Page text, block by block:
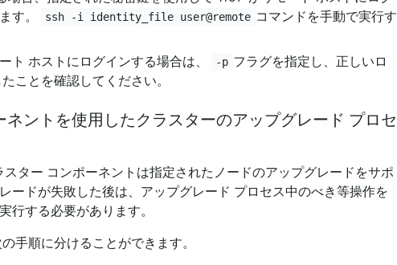
す。
ssh -i identity_file user@remote コマンドを手動で実行す
ト ホストにログインする場合は、
-p フラグを指定し、正しいロ
ことを確認してください。
ネントを使用したクラスターのアップグレード プロセ
ター コンポーネントは指定されたノードのアップグレードをサポ
ードが失敗した後は、アップグレード プロセス中のべき等操作を
行する必要があります。
手順に分けることができます。